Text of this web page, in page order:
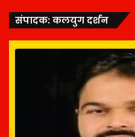
संपादक: कलयुग दर्शन